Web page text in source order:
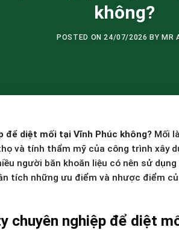
không?
POSTED ON24/07/2026 BYMR
diệt mối tại Vĩnh Phúc không? Mối
và tính thẩm mỹ của công trình xây
người băn khoăn liệu có nên sử
tích những ưu điểm và nhược điểm
chuyên nghiệp để diệt